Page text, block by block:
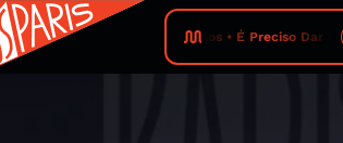
Erasmo Carlos • É Preciso Dar Um